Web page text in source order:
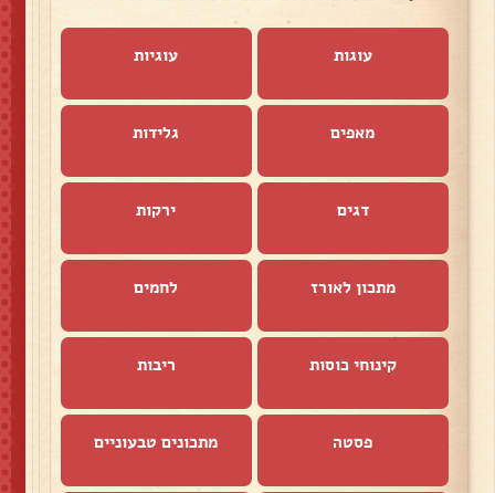
עוגות עוגיות
מאפים גלידות
דגים ירקות
מתכון לאורז לחמים
קינוחי כוסות ריבות
פסטה מתכונים טבעוניים